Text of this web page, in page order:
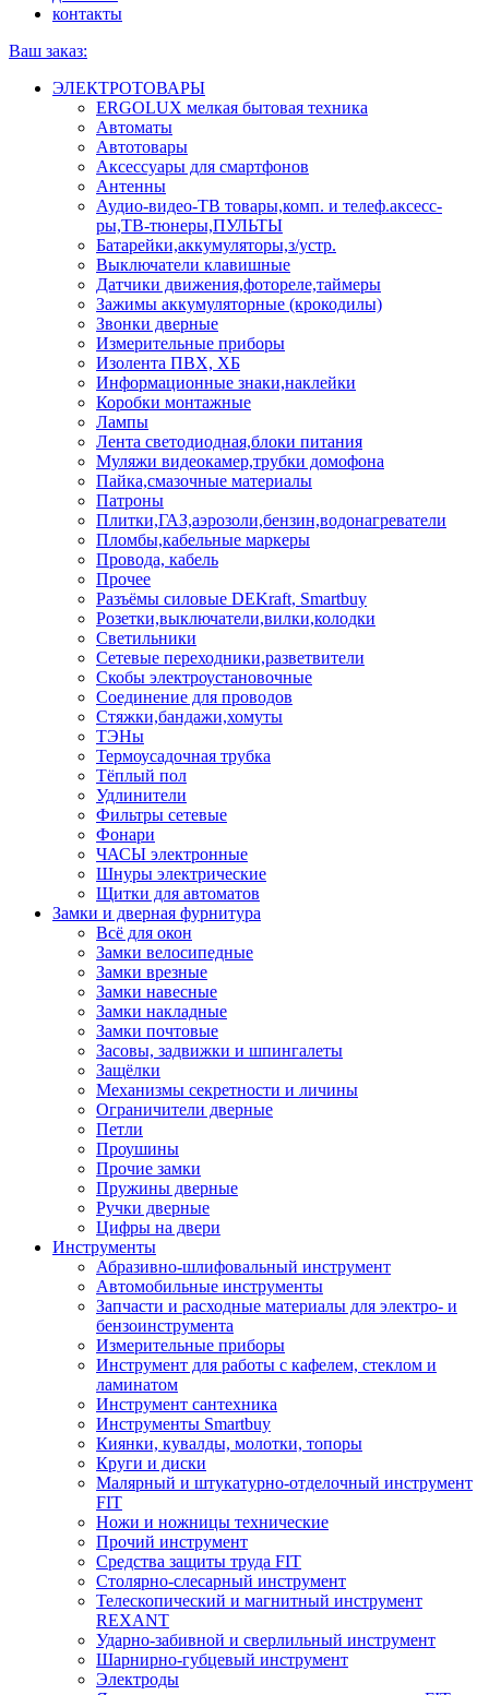
контакты
Ваш заказ:
ЭЛЕКТРОТОВАРЫ
ERGOLUX мелкая бытовая техника
Автоматы
Автотовары
Аксессуары для смартфонов
Антенны
Аудио-видео-ТВ товары,комп. и телеф.аксесс-
ры,ТВ-тюнеры,ПУЛЬТЫ
Батарейки,аккумуляторы,з/устр.
Выключатели клавишные
Датчики движения,фотореле,таймеры
Зажимы аккумуляторные (крокодилы)
Звонки дверные
Измерительные приборы
Изолента ПВХ, ХБ
Информационные знаки,наклейки
Коробки монтажные
Лампы
Лента светодиодная,блоки питания
Муляжи видеокамер,трубки домофона
Пайка,смазочные материалы
Патроны
Плитки,ГАЗ,аэрозоли,бензин,водонагреватели
Пломбы,кабельные маркеры
Провода, кабель
Прочее
Разъёмы силовые DEKraft, Smartbuy
Розетки,выключатели,вилки,колодки
Светильники
Сетевые переходники,разветвители
Скобы электроустановочные
Соединение для проводов
Стяжки,бандажи,хомуты
ТЭНы
Термоусадочная трубка
Тёплый пол
Удлинители
Фильтры сетевые
Фонари
ЧАСЫ электронные
Шнуры электрические
Щитки для автоматов
Замки и дверная фурнитура
Всё для окон
Замки велосипедные
Замки врезные
Замки навесные
Замки накладные
Замки почтовые
Засовы, задвижки и шпингалеты
Защёлки
Механизмы секретности и личины
Ограничители дверные
Петли
Проушины
Прочие замки
Пружины дверные
Ручки дверные
Цифры на двери
Инструменты
Абразивно-шлифовальный инструмент
Автомобильные инструменты
Запчасти и расходные материалы для электро- и
бензоинструмента
Измерительные приборы
Инструмент для работы с кафелем, стеклом и
ламинатом
Инструмент сантехника
Инструменты Smartbuy
Киянки, кувалды, молотки, топоры
Круги и диски
Малярный и штукатурно-отделочный инструмент
FIT
Ножи и ножницы технические
Прочий инструмент
Средства защиты труда FIT
Столярно-слесарный инструмент
Телескопический и магнитный инструмент
REXANT
Ударно-забивной и сверлильный инструмент
Шарнирно-губцевый инструмент
Электроды